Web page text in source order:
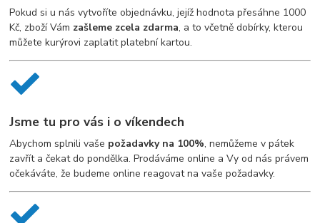
Pokud si u nás vytvoříte objednávku, jejíž hodnota přesáhne 1000
Kč, zboží Vám zašleme zcela zdarma, a to včetně dobírky, kterou
můžete kurýrovi zaplatit platební kartou.
Jsme tu pro vás i o víkendech
Abychom splnili vaše požadavky na 100%, nemůžeme v pátek
zavřít a čekat do pondělka. Prodáváme online a Vy od nás právem
očekáváte, že budeme online reagovat na vaše požadavky.